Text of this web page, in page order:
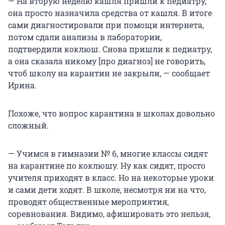
она просто назначила средства от кашля. В итоге
сами диагностировали при помощи интернета,
потом сдали анализы в лаборатории,
подтвердили коклюш. Снова пришли к педиатру,
а она сказала никому [про диагноз] не говорить,
чтоб школу на карантин не закрыли, — сообщает
Ирина.
Похоже, что вопрос карантина в школах довольно
сложный.
— Учимся в гимназии № 6, многие классы сидят
на карантине по коклюшу. Ну как сидят, просто
учителя приходят в класс. Но на некоторые уроки
и сами дети ходят. В школе, несмотря ни на что,
проводят общественные мероприятия,
соревнования. Видимо, афишировать это нельзя,